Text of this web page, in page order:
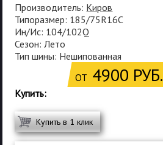
Производитель: Киров
Типоразмер: 185/75R16C
Ин/Ис: 104/102Q
Сезон: Лето
Тип шины: Нешипованная
ОТ 4900 РУБ.
Купить:
Купить в 1 клик